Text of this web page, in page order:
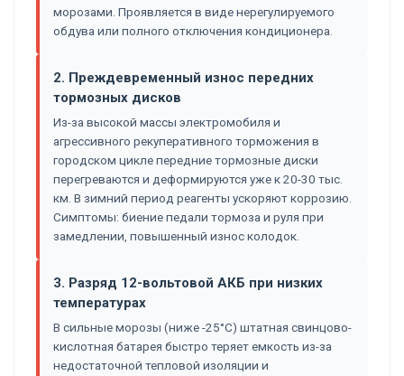
морозами. Проявляется в виде нерегулируемого
обдува или полного отключения кондиционера.
2. Преждевременный износ передних
тормозных дисков
Из-за высокой массы электромобиля и
агрессивного рекуперативного торможения в
городском цикле передние тормозные диски
перегреваются и деформируются уже к 20-30 тыс.
км. В зимний период реагенты ускоряют коррозию.
Симптомы: биение педали тормоза и руля при
замедлении, повышенный износ колодок.
3. Разряд 12-вольтовой АКБ при низких
температурах
В сильные морозы (ниже -25°C) штатная свинцово-
кислотная батарея быстро теряет емкость из-за
недостаточной тепловой изоляции и